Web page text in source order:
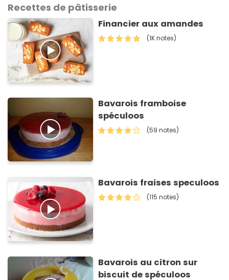
Recettes de pâtisserie
Financier aux amandes
(1K notes)
Bavarois framboise
spéculoos
(59 notes)
Bavarois fraises speculoos
(115 notes)
Bavarois au citron sur
biscuit de spéculoos